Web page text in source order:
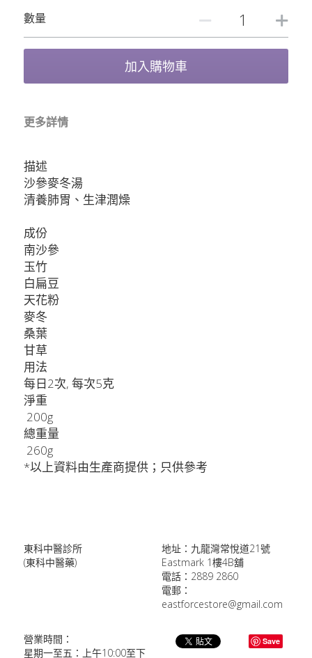
數量
加入購物車
更多詳情
描述
沙參麥冬湯
清養肺胃、生津潤燥
成份
南沙參
玉竹
白扁豆
天花粉
麥冬
桑葉
甘草
用法
每日2次, 每次5克
淨重
200g
總重量
260g
*以上資料由生產商提供；只供參考
東科中醫診所
(東科中醫藥)
地址：九龍灣常悅道21號
Eastmark 1樓4B舖
電話：2889 2860
電郵：
eastforcestore@gmail.com
營業時間：
星期一至五：上午10:00至下
Save